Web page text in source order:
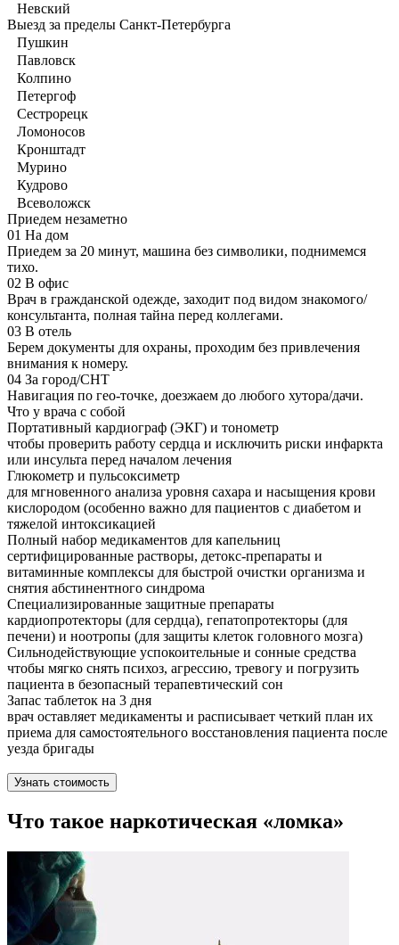
Невский
Выезд за пределы Санкт-Петербурга
Пушкин
Павловск
Колпино
Петергоф
Сестрорецк
Ломоносов
Кронштадт
Мурино
Кудрово
Всеволожск
Приедем незаметно
01 На дом
Приедем за 20 минут, машина без символики, поднимемся
тихо.
02 В офис
Врач в гражданской одежде, заходит под видом знакомого/
консультанта, полная тайна перед коллегами.
03 В отель
Берем документы для охраны, проходим без привлечения
внимания к номеру.
04 За город/СНТ
Навигация по гео-точке, доезжаем до любого хутора/дачи.
Что у врача с собой
Портативный кардиограф (ЭКГ) и тонометр
чтобы проверить работу сердца и исключить риски инфаркта
или инсульта перед началом лечения
Глюкометр и пульсоксиметр
для мгновенного анализа уровня сахара и насыщения крови
кислородом (особенно важно для пациентов с диабетом и
тяжелой интоксикацией
Полный набор медикаментов для капельниц
сертифицированные растворы, детокс-препараты и
витаминные комплексы для быстрой очистки организма и
снятия абстинентного синдрома
Специализированные защитные препараты
кардиопротекторы (для сердца), гепатопротекторы (для
печени) и ноотропы (для защиты клеток головного мозга)
Сильнодействующие успокоительные и сонные средства
чтобы мягко снять психоз, агрессию, тревогу и погрузить
пациента в безопасный терапевтический сон
Запас таблеток на 3 дня
врач оставляет медикаменты и расписывает четкий план их
приема для самостоятельного восстановления пациента после
уезда бригады
Узнать стоимость
Что такое наркотическая «ломка»